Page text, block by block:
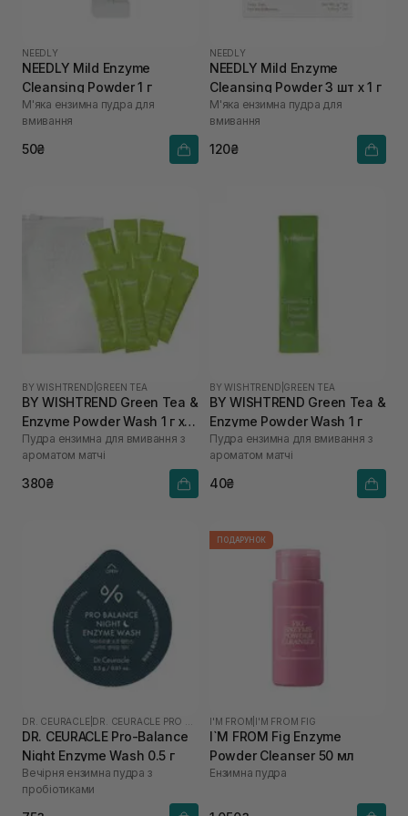
NEEDLY
NEEDLY Mild Enzyme
Cleansing Powder 1 г
М'яка ензимна пудра для
вмивання
50₴
NEEDLY
NEEDLY Mild Enzyme
Cleansing Powder 3 шт х 1 г
М'яка ензимна пудра для
вмивання
120₴
BY WISHTREND GREEN TEA
BY WISHTREND Green Tea &
Enzyme Powder Wash 1 г х
10 шт
Пудра ензимна для вмивання з
ароматом матчі
380₴
BY WISHTREND GREEN TEA
BY WISHTREND Green Tea &
Enzyme Powder Wash 1 г
Пудра ензимна для вмивання з
ароматом матчі
40₴
DR. CEURACLE
DR. CEURACLE Pro-Balance
Night Enzyme Wash 0.5 г
Вечірня ензимна пудра з
пробіотиками
ПОДАРУНОК
I'M FROM I'M FROM FIG
I`M FROM Fig Enzyme
Powder Cleanser 50 мл
Ензимна пудра